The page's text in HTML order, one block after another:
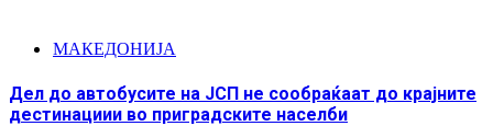
МАКЕДОНИЈА
Дел до автобусите на ЈСП не сообраќаат до крајните
дестинациии во приградските населби